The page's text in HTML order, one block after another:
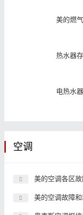
美的燃
热水器
电热水
空调
美的空调各区
美的空调故障